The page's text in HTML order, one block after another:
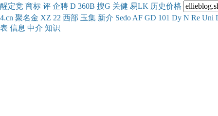
醒定竞 商标 评 企聘 D 360B 搜G 关健 易LK 历史价格
4.cn 聚名金 XZ 22 西部 玉集 新介 Sedo AF GD 101 Dy N Re Uni
表 信息 中介 知识